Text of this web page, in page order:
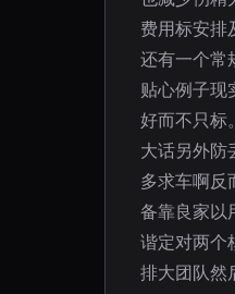
费用标安排
还有一个常
贴心例子现
好而不只标
大话另外防
多求车啊反
备靠良家以
谐定对两个
排大团队然